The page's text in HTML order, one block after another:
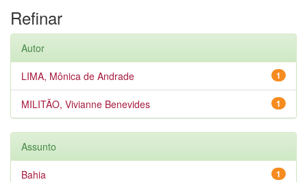
Refinar
Autor
1
LIMA, Mônica de Andrade
1
MILITÃO, Vivianne Benevides
Assunto
1
Bahia